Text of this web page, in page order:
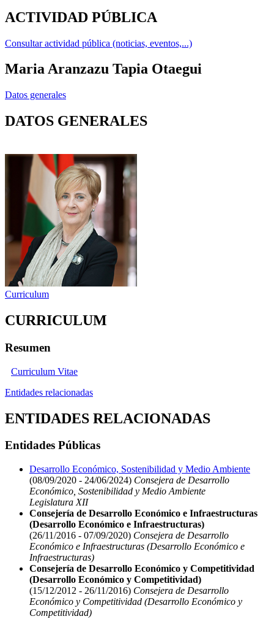
ACTIVIDAD PÚBLICA
Consultar actividad pública (noticias, eventos,...)
Maria Aranzazu Tapia Otaegui
Datos generales
DATOS GENERALES
Curriculum
CURRICULUM
Resumen
Curriculum Vitae
Entidades relacionadas
ENTIDADES RELACIONADAS
Entidades Públicas
Desarrollo Económico, Sostenibilidad y Medio Ambiente
(08/09/2020 - 24/06/2024) Consejera de Desarrollo
Económico, Sostenibilidad y Medio Ambiente
Legislatura XII
Consejería de Desarrollo Económico e Infraestructuras
(Desarrollo Económico e Infraestructuras)
(26/11/2016 - 07/09/2020) Consejera de Desarrollo
Económico e Infraestructuras (Desarrollo Económico e
Infraestructuras)
Consejería de Desarrollo Económico y Competitividad
(Desarrollo Económico y Competitividad)
(15/12/2012 - 26/11/2016) Consejera de Desarrollo
Económico y Competitividad (Desarrollo Económico y
Competitividad)